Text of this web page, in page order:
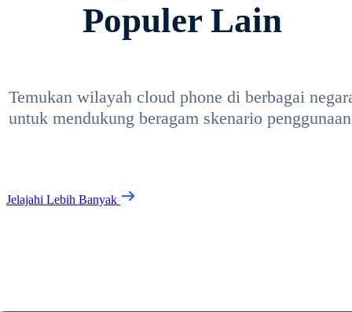
Populer Lain
Temukan wilayah cloud phone di berbagai
untuk mendukung beragam skenario
Jelajahi Lebih Banyak